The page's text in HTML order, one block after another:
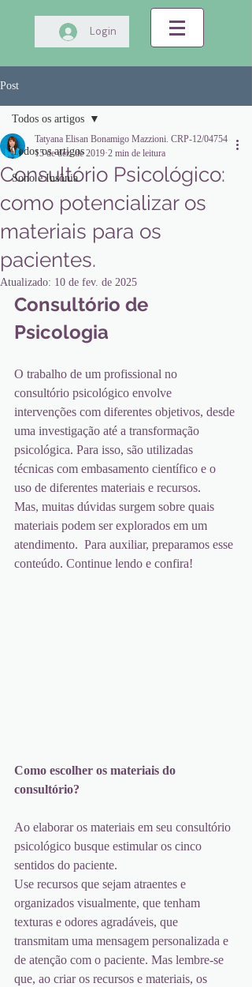
Login
Post
Todos os artigos
Sono e Insônia
Todos os artigos
Consultório Psicológico:
como potencializar os
materiais para os
pacientes.
Tatyana Elisan Bonamigo Mazzioni. CRP-12/04754
15 de dez. de 2019 2 min de leitura
Atualizado: 10 de fev. de 2025
Consultório de
Psicologia
O trabalho de um profissional no
consultório psicológico envolve
intervenções com diferentes objetivos, desde
uma investigação até a transformação
psicológica. Para isso, são utilizadas
técnicas com embasamento científico e o
uso de diferentes materiais e recursos.
Mas, muitas dúvidas surgem sobre quais
materiais podem ser explorados em um
atendimento.  Para auxiliar, preparamos esse
conteúdo. Continue lendo e confira!
Como escolher os materiais do
consultório?
Ao elaborar os materiais em seu consultório
psicológico busque estimular os cinco
sentidos do paciente.
Use recursos que sejam atraentes e
organizados visualmente, que tenham
texturas e odores agradáveis, que
transmitam uma mensagem personalizada e
de atenção com o paciente. Mas lembre-se
que, ao criar os recursos e materiais, os